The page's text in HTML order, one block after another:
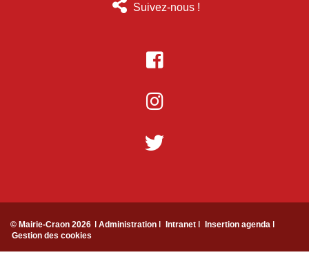
Suivez-nous !
© Mairie-Craon 2026 ǀ Administration ǀ Intranet ǀ
Insertion agenda ǀ
Gestion des cookies